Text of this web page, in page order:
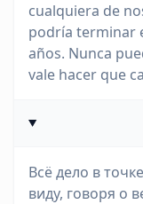
cualquiera de
podría terminar
años. Nunca
vale hacer que
Всё дело в
виду, говоря о